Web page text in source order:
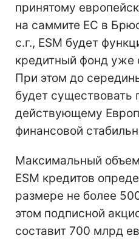
принятому
на саммите ЕС в
с.г., ESM будет
кредитный фонд уже
При этом до
будет существовать
действующему
финансовой
Максимальный
ESM кредитов
размере не более
этом подписной
составит 700 млрд